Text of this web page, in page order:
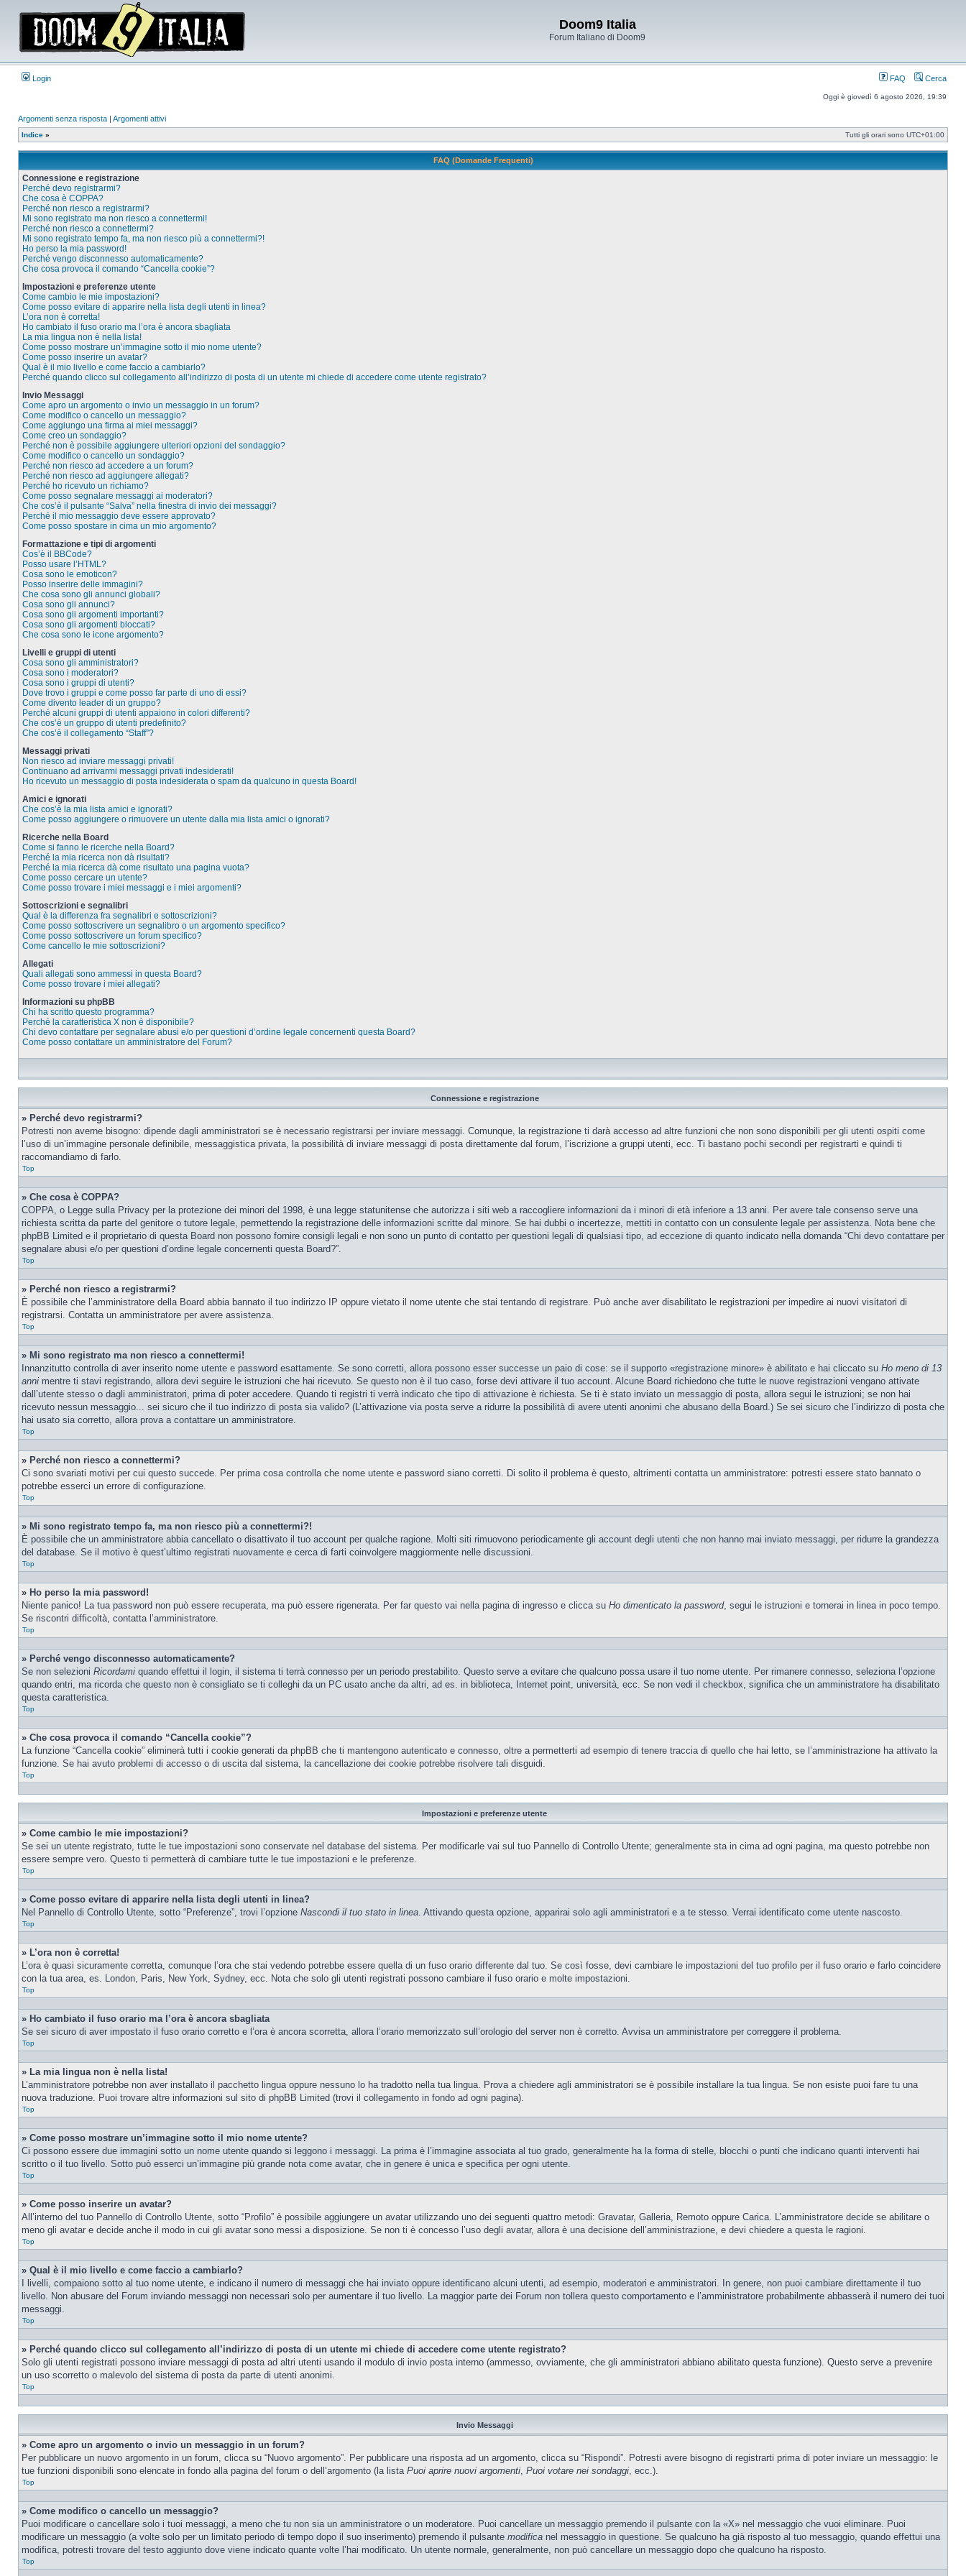
Doom9 Italia
Forum Italiano di Doom9
Login FAQ Cerca
Oggi è giovedì 6 agosto 2026, 19:39
Argomenti senza risposta | Argomenti attivi
Indice » Tutti gli orari sono UTC+01:00
FAQ (Domande Frequenti)
Connessione e registrazione
Perché devo registrarmi?
Che cosa è COPPA?
Perché non riesco a registrarmi?
Mi sono registrato ma non riesco a connettermi!
Perché non riesco a connettermi?
Mi sono registrato tempo fa, ma non riesco più a connettermi?!
Ho perso la mia password!
Perché vengo disconnesso automaticamente?
Che cosa provoca il comando “Cancella cookie”?
Impostazioni e preferenze utente
Come cambio le mie impostazioni?
Come posso evitare di apparire nella lista degli utenti in linea?
L’ora non è corretta!
Ho cambiato il fuso orario ma l’ora è ancora sbagliata
La mia lingua non è nella lista!
Come posso mostrare un’immagine sotto il mio nome utente?
Come posso inserire un avatar?
Qual è il mio livello e come faccio a cambiarlo?
Perché quando clicco sul collegamento all’indirizzo di posta di un utente mi chiede di accedere come utente registrato?
Invio Messaggi
Come apro un argomento o invio un messaggio in un forum?
Come modifico o cancello un messaggio?
Come aggiungo una firma ai miei messaggi?
Come creo un sondaggio?
Perché non è possibile aggiungere ulteriori opzioni del sondaggio?
Come modifico o cancello un sondaggio?
Perché non riesco ad accedere a un forum?
Perché non riesco ad aggiungere allegati?
Perché ho ricevuto un richiamo?
Come posso segnalare messaggi ai moderatori?
Che cos’è il pulsante “Salva” nella finestra di invio dei messaggi?
Perché il mio messaggio deve essere approvato?
Come posso spostare in cima un mio argomento?
Formattazione e tipi di argomenti
Cos’è il BBCode?
Posso usare l’HTML?
Cosa sono le emoticon?
Posso inserire delle immagini?
Che cosa sono gli annunci globali?
Cosa sono gli annunci?
Cosa sono gli argomenti importanti?
Cosa sono gli argomenti bloccati?
Che cosa sono le icone argomento?
Livelli e gruppi di utenti
Cosa sono gli amministratori?
Cosa sono i moderatori?
Cosa sono i gruppi di utenti?
Dove trovo i gruppi e come posso far parte di uno di essi?
Come divento leader di un gruppo?
Perché alcuni gruppi di utenti appaiono in colori differenti?
Che cos’è un gruppo di utenti predefinito?
Che cos’è il collegamento “Staff”?
Messaggi privati
Non riesco ad inviare messaggi privati!
Continuano ad arrivarmi messaggi privati indesiderati!
Ho ricevuto un messaggio di posta indesiderata o spam da qualcuno in questa Board!
Amici e ignorati
Che cos’è la mia lista amici e ignorati?
Come posso aggiungere o rimuovere un utente dalla mia lista amici o ignorati?
Ricerche nella Board
Come si fanno le ricerche nella Board?
Perché la mia ricerca non dà risultati?
Perché la mia ricerca dà come risultato una pagina vuota?
Come posso cercare un utente?
Come posso trovare i miei messaggi e i miei argomenti?
Sottoscrizioni e segnalibri
Qual è la differenza fra segnalibri e sottoscrizioni?
Come posso sottoscrivere un segnalibro o un argomento specifico?
Come posso sottoscrivere un forum specifico?
Come cancello le mie sottoscrizioni?
Allegati
Quali allegati sono ammessi in questa Board?
Come posso trovare i miei allegati?
Informazioni su phpBB
Chi ha scritto questo programma?
Perché la caratteristica X non è disponibile?
Chi devo contattare per segnalare abusi e/o per questioni d’ordine legale concernenti questa Board?
Come posso contattare un amministratore del Forum?
Connessione e registrazione
» Perché devo registrarmi?
Potresti non averne bisogno: dipende dagli amministratori se è necessario registrarsi per inviare messaggi. Comunque, la registrazione ti darà accesso ad altre funzioni che non sono disponibili per gli utenti ospiti come
l’uso di un’immagine personale definibile, messaggistica privata, la possibilità di inviare messaggi di posta direttamente dal forum, l’iscrizione a gruppi utenti, ecc. Ti bastano pochi secondi per registrarti e quindi ti
raccomandiamo di farlo.
Top
» Che cosa è COPPA?
COPPA, o Legge sulla Privacy per la protezione dei minori del 1998, è una legge statunitense che autorizza i siti web a raccogliere informazioni da i minori di età inferiore a 13 anni. Per avere tale consenso serve una
richiesta scritta da parte del genitore o tutore legale, permettendo la registrazione delle informazioni scritte dal minore. Se hai dubbi o incertezze, mettiti in contatto con un consulente legale per assistenza. Nota bene che
phpBB Limited e il proprietario di questa Board non possono fornire consigli legali e non sono un punto di contatto per questioni legali di qualsiasi tipo, ad eccezione di quanto indicato nella domanda “Chi devo contattare per
segnalare abusi e/o per questioni d’ordine legale concernenti questa Board?”.
Top
» Perché non riesco a registrarmi?
È possibile che l’amministratore della Board abbia bannato il tuo indirizzo IP oppure vietato il nome utente che stai tentando di registrare. Può anche aver disabilitato le registrazioni per impedire ai nuovi visitatori di
registrarsi. Contatta un amministratore per avere assistenza.
Top
» Mi sono registrato ma non riesco a connettermi!
Innanzitutto controlla di aver inserito nome utente e password esattamente. Se sono corretti, allora possono esser successe un paio di cose: se il supporto «registrazione minore» è abilitato e hai cliccato su Ho meno di 13
anni mentre ti stavi registrando, allora devi seguire le istruzioni che hai ricevuto. Se questo non è il tuo caso, forse devi attivare il tuo account. Alcune Board richiedono che tutte le nuove registrazioni vengano attivate
dall’utente stesso o dagli amministratori, prima di poter accedere. Quando ti registri ti verrà indicato che tipo di attivazione è richiesta. Se ti è stato inviato un messaggio di posta, allora segui le istruzioni; se non hai
ricevuto nessun messaggio... sei sicuro che il tuo indirizzo di posta sia valido? (L’attivazione via posta serve a ridurre la possibilità di avere utenti anonimi che abusano della Board.) Se sei sicuro che l’indirizzo di posta che
hai usato sia corretto, allora prova a contattare un amministratore.
Top
» Perché non riesco a connettermi?
Ci sono svariati motivi per cui questo succede. Per prima cosa controlla che nome utente e password siano corretti. Di solito il problema è questo, altrimenti contatta un amministratore: potresti essere stato bannato o
potrebbe esserci un errore di configurazione.
Top
» Mi sono registrato tempo fa, ma non riesco più a connettermi?!
È possibile che un amministratore abbia cancellato o disattivato il tuo account per qualche ragione. Molti siti rimuovono periodicamente gli account degli utenti che non hanno mai inviato messaggi, per ridurre la grandezza
del database. Se il motivo è quest’ultimo registrati nuovamente e cerca di farti coinvolgere maggiormente nelle discussioni.
Top
» Ho perso la mia password!
Niente panico! La tua password non può essere recuperata, ma può essere rigenerata. Per far questo vai nella pagina di ingresso e clicca su Ho dimenticato la password, segui le istruzioni e tornerai in linea in poco tempo.
Se riscontri difficoltà, contatta l’amministratore.
Top
» Perché vengo disconnesso automaticamente?
Se non selezioni Ricordami quando effettui il login, il sistema ti terrà connesso per un periodo prestabilito. Questo serve a evitare che qualcuno possa usare il tuo nome utente. Per rimanere connesso, seleziona l’opzione
quando entri, ma ricorda che questo non è consigliato se ti colleghi da un PC usato anche da altri, ad es. in biblioteca, Internet point, università, ecc. Se non vedi il checkbox, significa che un amministratore ha disabilitato
questa caratteristica.
Top
» Che cosa provoca il comando “Cancella cookie”?
La funzione “Cancella cookie” eliminerà tutti i cookie generati da phpBB che ti mantengono autenticato e connesso, oltre a permetterti ad esempio di tenere traccia di quello che hai letto, se l’amministrazione ha attivato la
funzione. Se hai avuto problemi di accesso o di uscita dal sistema, la cancellazione dei cookie potrebbe risolvere tali disguidi.
Top
Impostazioni e preferenze utente
» Come cambio le mie impostazioni?
Se sei un utente registrato, tutte le tue impostazioni sono conservate nel database del sistema. Per modificarle vai sul tuo Pannello di Controllo Utente; generalmente sta in cima ad ogni pagina, ma questo potrebbe non
essere sempre vero. Questo ti permetterà di cambiare tutte le tue impostazioni e le preferenze.
Top
» Come posso evitare di apparire nella lista degli utenti in linea?
Nel Pannello di Controllo Utente, sotto “Preferenze”, trovi l’opzione Nascondi il tuo stato in linea. Attivando questa opzione, apparirai solo agli amministratori e a te stesso. Verrai identificato come utente nascosto.
Top
» L’ora non è corretta!
L’ora è quasi sicuramente corretta, comunque l’ora che stai vedendo potrebbe essere quella di un fuso orario differente dal tuo. Se così fosse, devi cambiare le impostazioni del tuo profilo per il fuso orario e farlo coincidere
con la tua area, es. London, Paris, New York, Sydney, ecc. Nota che solo gli utenti registrati possono cambiare il fuso orario e molte impostazioni.
Top
» Ho cambiato il fuso orario ma l’ora è ancora sbagliata
Se sei sicuro di aver impostato il fuso orario corretto e l’ora è ancora scorretta, allora l’orario memorizzato sull’orologio del server non è corretto. Avvisa un amministratore per correggere il problema.
Top
» La mia lingua non è nella lista!
L’amministratore potrebbe non aver installato il pacchetto lingua oppure nessuno lo ha tradotto nella tua lingua. Prova a chiedere agli amministratori se è possibile installare la tua lingua. Se non esiste puoi fare tu una
nuova traduzione. Puoi trovare altre informazioni sul sito di phpBB Limited (trovi il collegamento in fondo ad ogni pagina).
Top
» Come posso mostrare un’immagine sotto il mio nome utente?
Ci possono essere due immagini sotto un nome utente quando si leggono i messaggi. La prima è l’immagine associata al tuo grado, generalmente ha la forma di stelle, blocchi o punti che indicano quanti interventi hai
scritto o il tuo livello. Sotto può esserci un’immagine più grande nota come avatar, che in genere è unica e specifica per ogni utente.
Top
» Come posso inserire un avatar?
All’interno del tuo Pannello di Controllo Utente, sotto “Profilo” è possibile aggiungere un avatar utilizzando uno dei seguenti quattro metodi: Gravatar, Galleria, Remoto oppure Carica. L’amministratore decide se abilitare o
meno gli avatar e decide anche il modo in cui gli avatar sono messi a disposizione. Se non ti è concesso l’uso degli avatar, allora è una decisione dell’amministrazione, e devi chiedere a questa le ragioni.
Top
» Qual è il mio livello e come faccio a cambiarlo?
I livelli, compaiono sotto al tuo nome utente, e indicano il numero di messaggi che hai inviato oppure identificano alcuni utenti, ad esempio, moderatori e amministratori. In genere, non puoi cambiare direttamente il tuo
livello. Non abusare del Forum inviando messaggi non necessari solo per aumentare il tuo livello. La maggior parte dei Forum non tollera questo comportamento e l’amministratore probabilmente abbasserà il numero dei tuoi
messaggi.
Top
» Perché quando clicco sul collegamento all’indirizzo di posta di un utente mi chiede di accedere come utente registrato?
Solo gli utenti registrati possono inviare messaggi di posta ad altri utenti usando il modulo di invio posta interno (ammesso, ovviamente, che gli amministratori abbiano abilitato questa funzione). Questo serve a prevenire
un uso scorretto o malevolo del sistema di posta da parte di utenti anonimi.
Top
Invio Messaggi
» Come apro un argomento o invio un messaggio in un forum?
Per pubblicare un nuovo argomento in un forum, clicca su “Nuovo argomento”. Per pubblicare una risposta ad un argomento, clicca su “Rispondi”. Potresti avere bisogno di registrarti prima di poter inviare un messaggio: le
tue funzioni disponibili sono elencate in fondo alla pagina del forum o dell’argomento (la lista Puoi aprire nuovi argomenti, Puoi votare nei sondaggi, ecc.).
Top
» Come modifico o cancello un messaggio?
Puoi modificare o cancellare solo i tuoi messaggi, a meno che tu non sia un amministratore o un moderatore. Puoi cancellare un messaggio premendo il pulsante con la «X» nel messaggio che vuoi eliminare. Puoi
modificare un messaggio (a volte solo per un limitato periodo di tempo dopo il suo inserimento) premendo il pulsante modifica nel messaggio in questione. Se qualcuno ha già risposto al tuo messaggio, quando effettui una
modifica, potresti trovare del testo aggiunto dove viene indicato quante volte l’hai modificato. Un utente normale, generalmente, non può cancellare un messaggio dopo che qualcuno ha risposto.
Top